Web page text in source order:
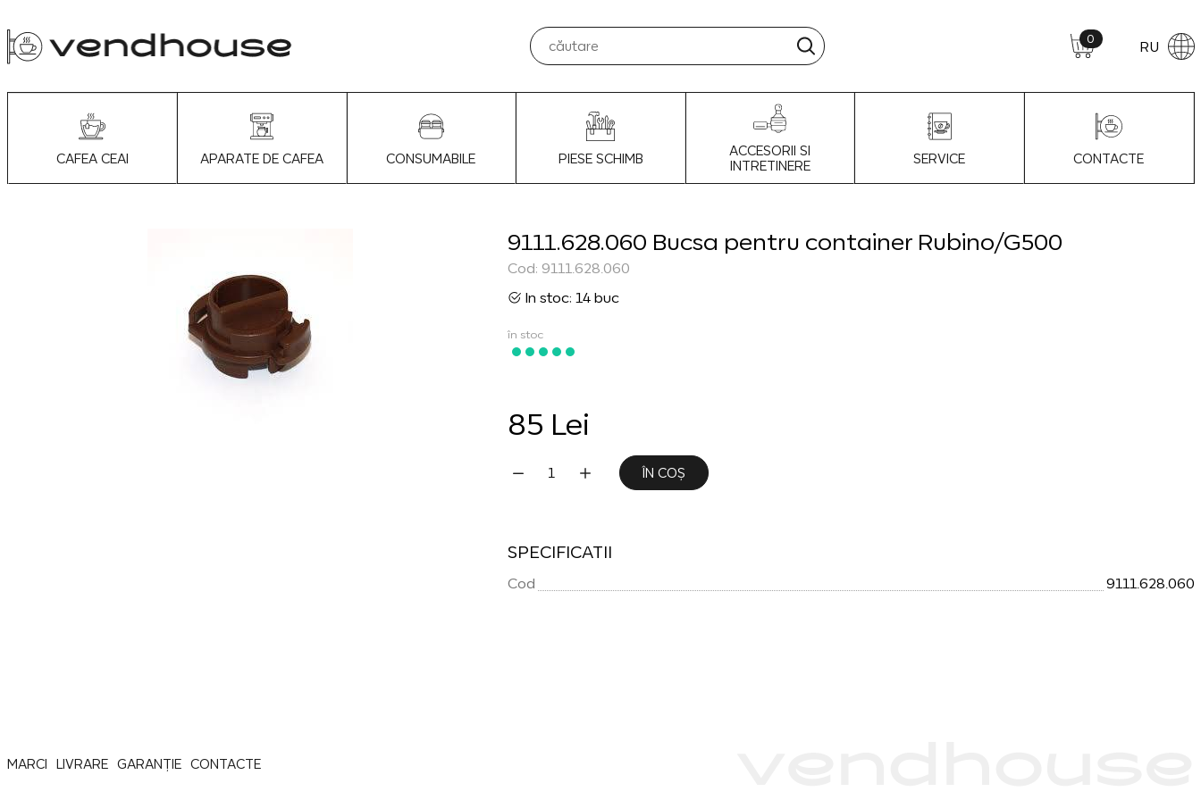
0 RU
CAFEA CEAI APARATE DE CAFEA CONSUMABILE PIESE SCHIMB
ACCESORII SI
INTRETINERE
SERVICE CONTACTE
9111.628.060 Bucsa pentru container Rubino/G500
Cod: 9111.628.060
In stoc: 14 buc
în stoc
85 Lei
ÎN COȘ
SPECIFICATII
Cod 9111.628.060
MARCI LIVRARE GARANȚIE CONTACTE